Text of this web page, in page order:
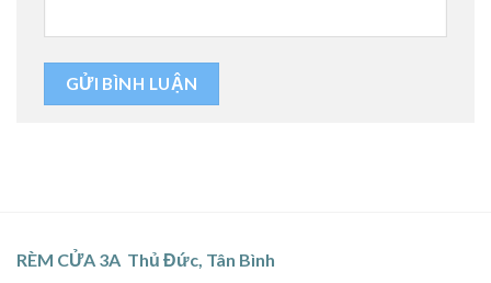
RÈM CỬA 3A Thủ Đức, Tân Bình